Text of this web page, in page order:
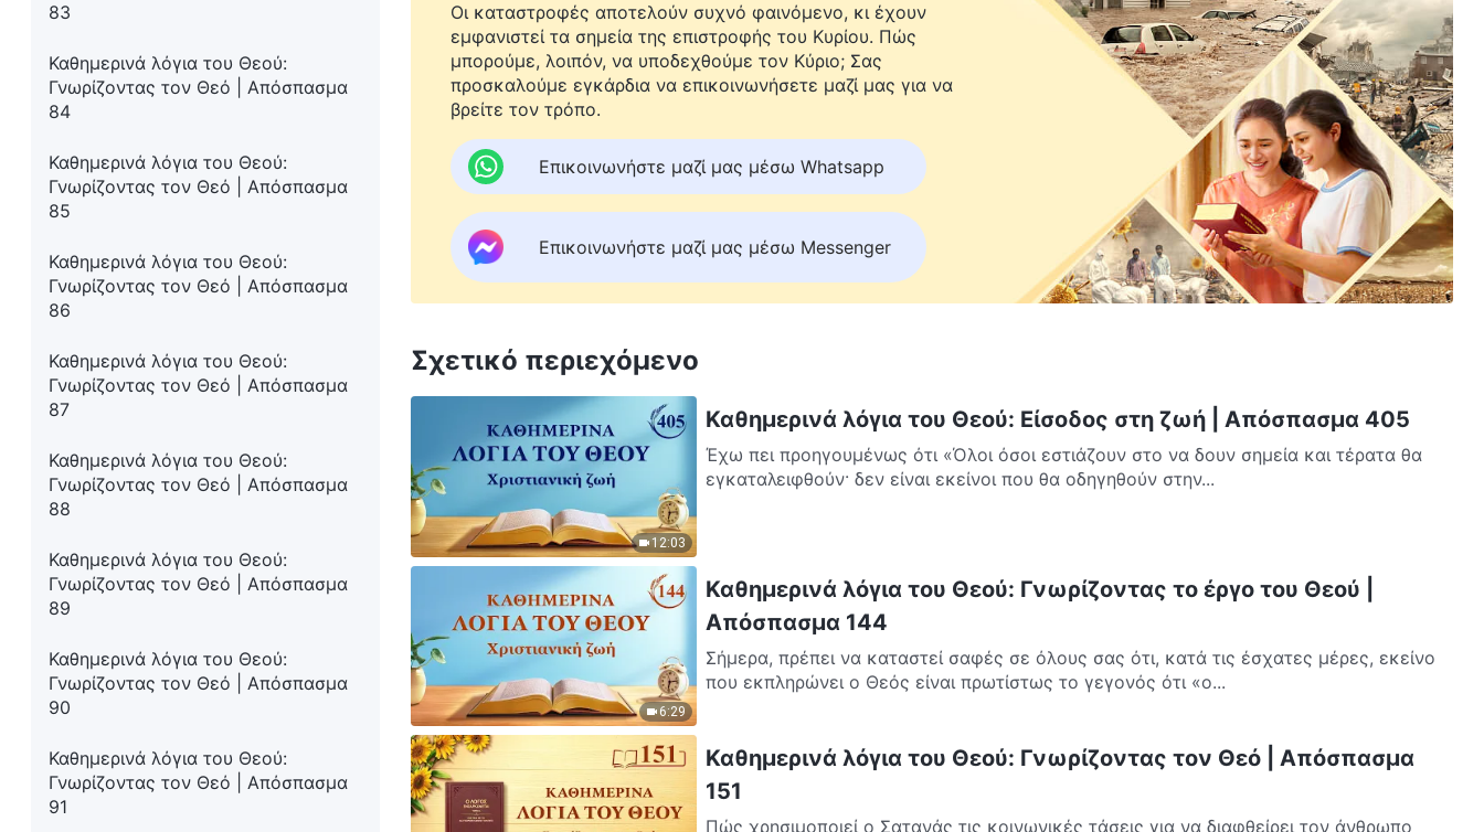
83
Καθημερινά λόγια του Θεού:
Γνωρίζοντας τον Θεό | Απόσπασμα
84
Καθημερινά λόγια του Θεού:
Γνωρίζοντας τον Θεό | Απόσπασμα
85
Καθημερινά λόγια του Θεού:
Γνωρίζοντας τον Θεό | Απόσπασμα
86
Καθημερινά λόγια του Θεού:
Γνωρίζοντας τον Θεό | Απόσπασμα
87
Καθημερινά λόγια του Θεού:
Γνωρίζοντας τον Θεό | Απόσπασμα
88
Καθημερινά λόγια του Θεού:
Γνωρίζοντας τον Θεό | Απόσπασμα
89
Καθημερινά λόγια του Θεού:
Γνωρίζοντας τον Θεό | Απόσπασμα
90
Καθημερινά λόγια του Θεού:
Γνωρίζοντας τον Θεό | Απόσπασμα
91
Οι καταστροφές αποτελούν συχνό φαινόμενο, κι έχουν
εμφανιστεί τα σημεία της επιστροφής του Κυρίου. Πώς
μπορούμε, λοιπόν, να υποδεχθούμε τον Κύριο; Σας
προσκαλούμε εγκάρδια να επικοινωνήσετε μαζί μας για να
βρείτε τον τρόπο.
Επικοινωνήστε μαζί μας μέσω Whatsapp
Επικοινωνήστε μαζί μας μέσω Messenger
Σχετικό περιεχόμενο
12:03
Καθημερινά λόγια του Θεού: Είσοδος στη ζωή | Απόσπασμα 405
Έχω πει προηγουμένως ότι «Όλοι όσοι εστιάζουν στο να δουν σημεία και τέρατα θα
εγκαταλειφθούν· δεν είναι εκείνοι που θα οδηγηθούν στην...
6:29
Καθημερινά λόγια του Θεού: Γνωρίζοντας το έργο του Θεού |
Απόσπασμα 144
Σήμερα, πρέπει να καταστεί σαφές σε όλους σας ότι, κατά τις έσχατες μέρες, εκείνο
που εκπληρώνει ο Θεός είναι πρωτίστως το γεγονός ότι «ο...
Καθημερινά λόγια του Θεού: Γνωρίζοντας τον Θεό | Απόσπασμα
151
Πώς χρησιμοποιεί ο Σατανάς τις κοινωνικές τάσεις για να διαφθείρει τον άνθρωπο